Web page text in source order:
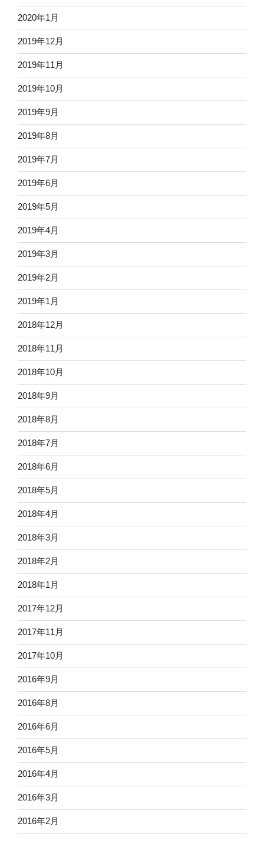
2020年1月
2019年12月
2019年11月
2019年10月
2019年9月
2019年8月
2019年7月
2019年6月
2019年5月
2019年4月
2019年3月
2019年2月
2019年1月
2018年12月
2018年11月
2018年10月
2018年9月
2018年8月
2018年7月
2018年6月
2018年5月
2018年4月
2018年3月
2018年2月
2018年1月
2017年12月
2017年11月
2017年10月
2016年9月
2016年8月
2016年6月
2016年5月
2016年4月
2016年3月
2016年2月